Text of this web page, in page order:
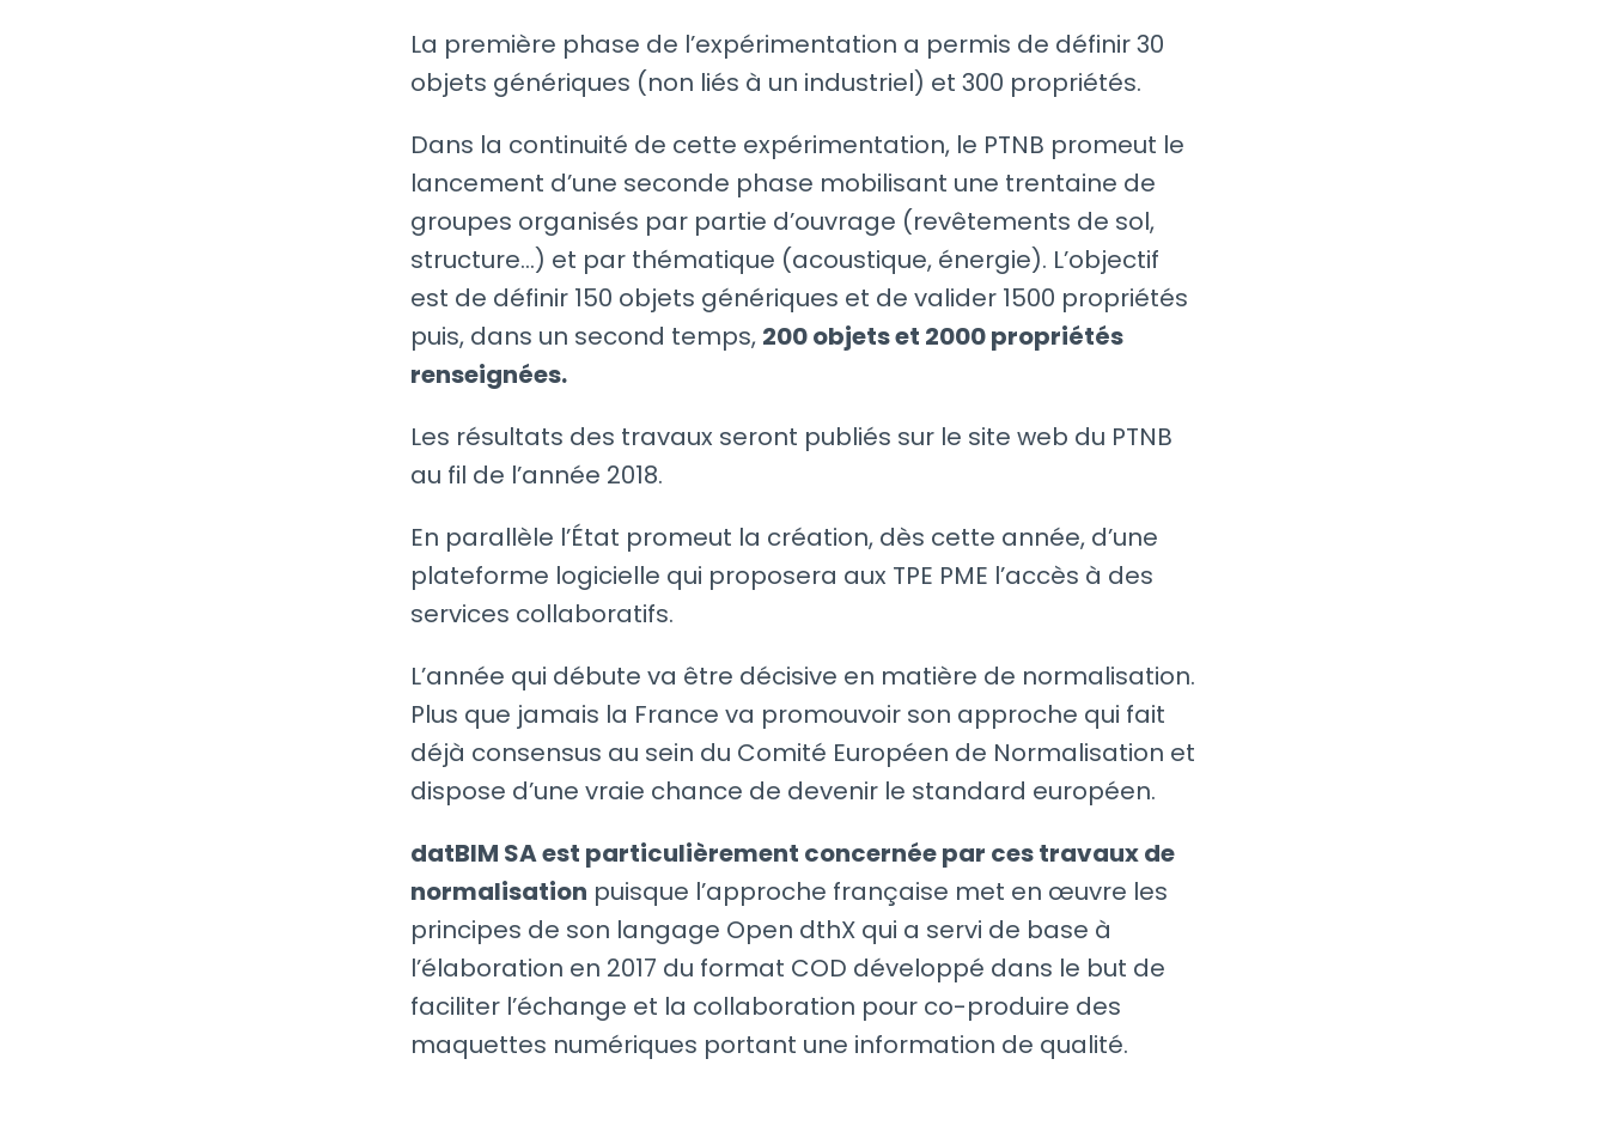
La première phase de l’expérimentation a permis de définir 30
objets génériques (non liés à un industriel) et 300 propriétés.
Dans la continuité de cette expérimentation, le PTNB promeut le
lancement d’une seconde phase mobilisant une trentaine de
groupes organisés par partie d’ouvrage (revêtements de sol,
structure…) et par thématique (acoustique, énergie). L’objectif
est de définir 150 objets génériques et de valider 1500 propriétés
puis, dans un second temps, 200 objets et 2000 propriétés
renseignées.
Les résultats des travaux seront publiés sur le site web du PTNB
au fil de l’année 2018.
En parallèle l’État promeut la création, dès cette année, d’une
plateforme logicielle qui proposera aux TPE PME l’accès à des
services collaboratifs.
L’année qui débute va être décisive en matière de normalisation.
Plus que jamais la France va promouvoir son approche qui fait
déjà consensus au sein du Comité Européen de Normalisation et
dispose d’une vraie chance de devenir le standard européen.
datBIM SA est particulièrement concernée par ces travaux de
normalisation puisque l’approche française met en œuvre les
principes de son langage Open dthX qui a servi de base à
l’élaboration en 2017 du format COD développé dans le but de
faciliter l’échange et la collaboration pour co-produire des
maquettes numériques portant une information de qualité.